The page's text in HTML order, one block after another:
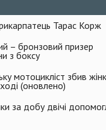
Тарас Корж
– бронзовий призер
з боксу
мотоцикліст збив
(оновлено)
за добу двічі